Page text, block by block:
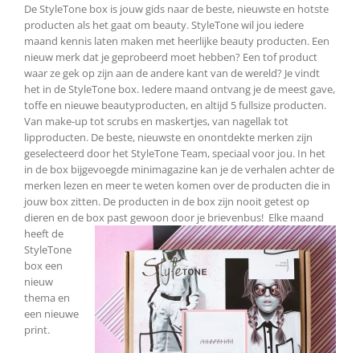
De StyleTone box is jouw gids naar de beste, nieuwste en hotste
producten als het gaat om beauty. StyleTone wil jou iedere
maand kennis laten maken met heerlijke beauty producten. Een
nieuw merk dat je geprobeerd moet hebben? Een tof product
waar ze gek op zijn aan de andere kant van de wereld? Je vindt
het in de StyleTone box. Iedere maand ontvang je de meest gave,
toffe en nieuwe beautyproducten, en altijd 5 fullsize producten.
Van make-up tot scrubs en maskertjes, van nagellak tot
lipproducten. De beste, nieuwste en onontdekte merken zijn
geselecteerd door het StyleTone Team, speciaal voor jou. In het
in de box bijgevoegde minimagazine kan je de verhalen achter de
merken lezen en meer te weten komen over de producten die in
jouw box zitten. De producten in de box zijn nooit getest op
dieren en de box past gewoon door je brievenbus! Elke maand
heeft de
StyleTone
box een
nieuw
thema en
een nieuwe
print.